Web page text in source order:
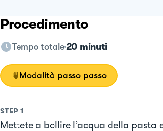
Procedimento
Tempo totale 20 minuti
Modalità passo passo
STEP 1
Mettete a bollire l’acqua della pasta